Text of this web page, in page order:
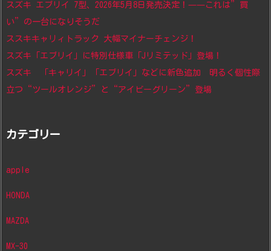
スズキ エブリイ 7型、2026年5月8日発売決定！——これは”買
い”の一台になりそうだ
ススキキャリィトラック 大幅マイナーチェンジ！
スズキ「エブリイ」に特別仕様車「Jリミテッド」登場！
スズキ 「キャリイ」「エブリイ」などに新色追加 明るく個性際
立つ“ツールオレンジ”と“アイビーグリーン”登場
カテゴリー
apple
HONDA
MAZDA
MX-30